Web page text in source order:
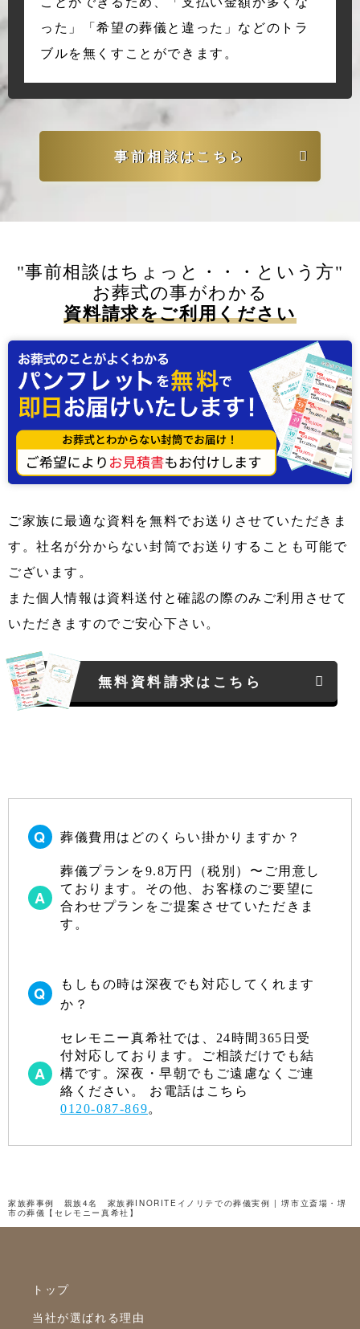
った」「希望の葬儀と違った」などのトラ
ブルを無くすことができます。
事前相談はこちら
"事前相談はちょっと・・・という方"
お葬式の事がわかる
資料請求をご利用ください
ご家族に最適な資料を無料でお送りさせていただきま
す。社名が分からない封筒でお送りすることも可能で
ございます。
また個人情報は資料送付と確認の際のみご利用させて
いただきますのでご安心下さい。
無料資料請求はこちら
葬儀費用はどのくらい掛かりますか？
葬儀プランを9.8万円（税別）〜ご用意し
ております。その他、お客様のご要望に
合わせプランをご提案させていただきま
す。
もしもの時は深夜でも対応してくれます
か？
セレモニー真希社では、24時間365日受
付対応しております。ご相談だけでも結
構です。深夜・早朝でもご遠慮なくご連
絡ください。 お電話はこちら
0120-087-869。
家族葬事例 親族4名 家族葬INORITEイノリテでの葬儀実例 | 堺市立斎場・堺
市の葬儀【セレモニー真希社】
トップ
当社が選ばれる理由